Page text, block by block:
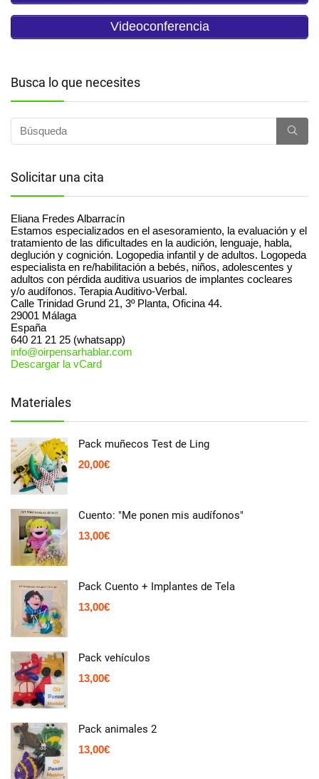
Videoconferencia
Busca lo que necesites
Solicitar una cita
Eliana Fredes Albarracín
Estamos especializados en el asesoramiento, la evaluación y el
tratamiento de las dificultades en la audición, lenguaje, habla,
deglución y cognición. Logopedia infantil y de adultos. Logopeda
especialista en re/habilitación a bebés, niños, adolescentes y
adultos con pérdida auditiva usuarios de implantes cocleares
y/o audífonos. Terapia Auditivo-Verbal.
Calle Trinidad Grund 21, 3º Planta, Oficina 44.
29001 Málaga
España
640 21 21 25 (whatsapp)
info@oirpensarhablar.com
Descargar la vCard
Materiales
Pack muñecos Test de Ling
20,00€
Cuento: "Me ponen mis audífonos"
13,00€
Pack Cuento + Implantes de Tela
13,00€
Pack vehículos
13,00€
Pack animales 2
13,00€